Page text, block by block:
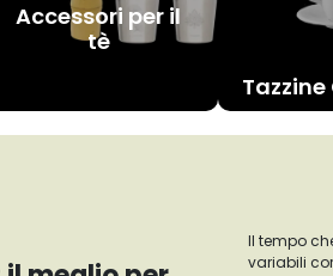
Accessori per il
tè
Il tempo
variabili